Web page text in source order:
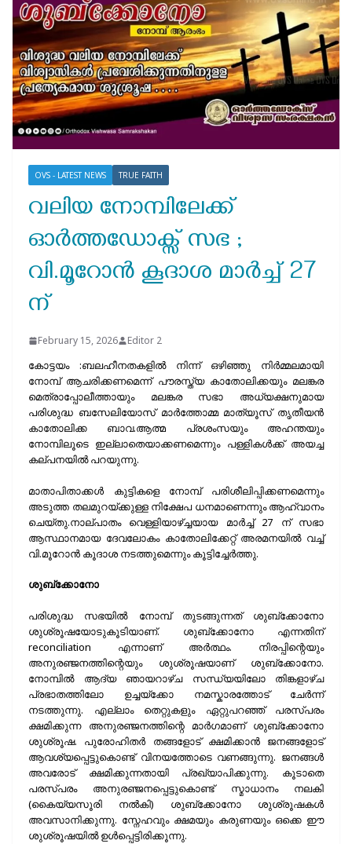
OVS - LATEST NEWS TRUE FAITH
വലിയ നോമ്പിലേക്ക്
ഓർത്തഡോക്സ് സഭ ;
വി.മൂറോൻ കൂദാശ മാർച്ച്‌ 27
ന്
February 15, 2026 Editor 2
കോട്ടയം :ബലഹീനതകളിൽ നിന്ന് ഒഴിഞ്ഞു നിർമ്മലമായി
നോമ്പ് ആചരിക്കണമെന്ന് പൗരസ്ത്യ കാതോലിക്കയും മലങ്കര
മെത്രാപ്പോലീത്തായും മലങ്കര സഭാ അധ്യക്ഷനുമായ
പരിശുദ്ധ ബസേലിയോസ് മാർത്തോമ്മ മാത്യൂസ് തൃതീയൻ
കാതോലിക്ക ബാവ.ആത്മ പ്രശംസയും അഹന്തയും
നോമ്പിലൂടെ ഇല്ലാതെയാക്കണമെന്നും പള്ളികൾക്ക് അയച്ച
കല്പനയിൽ പറയുന്നു.
മാതാപിതാക്കൾ കുട്ടികളെ നോമ്പ് പരിശീലിപ്പിക്കണമെന്നും
അടുത്ത തലമുറയ്ക്കുള്ള നിക്ഷേപ ധനമാണെന്നും ആഹ്വാനം
ചെയ്തു.നാല്പാതം വെള്ളിയാഴ്ച്ചയായ മാർച്ച്‌ 27 ന് സഭാ
ആസ്ഥാനമായ ദേവലോകം കാതോലിക്കേറ്റ് അരമനയിൽ വച്ച്
വി.മൂറോൻ കൂദാശ നടത്തുമെന്നും കൂട്ടിച്ചേർത്തു.
ശുബ്ക്കോനോ
പരിശുദ്ധ സഭയിൽ നോമ്പ് തുടങ്ങുന്നത് ശുബ്ക്കോനോ
ശുശ്രൂഷയോടുകൂടിയാണ്. ശുബ്ക്കോനോ എന്നതിന്
reconciliation എന്നാണ് അർത്ഥം. നിരപ്പിന്റെയും
അനുരഞ്ജനത്തിന്റെയും ശുശ്രൂഷയാണ് ശുബ്ക്കോനോ.
നോമ്പിൽ ആദ്യ ഞായറാഴ്ച സന്ധ്യയിലോ തിങ്കളാഴ്ച
പ്രഭാതത്തിലോ ഉച്ചയ്ക്കോ നമസ്കാരത്തോട് ചേർന്ന്
നടത്തുന്നു. എല്ലാം തെറ്റുകളും ഏറ്റുപറഞ്ഞ് പരസ്പരം
ക്ഷമിക്കുന്ന അനുരഞ്ജനത്തിന്റെ മാർഗമാണ് ശുബ്ക്കോനോ
ശുശ്രൂഷ. പുരോഹിതർ തങ്ങളോട് ക്ഷമിക്കാൻ ജനങ്ങളോട്
ആവശ്യപ്പെട്ടുകൊണ്ട് വിനയത്തോടെ വണങ്ങുന്നു. ജനങ്ങൾ
അവരോട് ക്ഷമിക്കുന്നതായി പ്രഖ്യാപിക്കുന്നു. കൂടാതെ
പരസ്പരം അനുരഞ്ജനപ്പെട്ടുകൊണ്ട് സ്മാധാനം നലകി
(കൈയ്യസൂരി നൽകി) ശുബ്ക്കോനോ ശുശ്രൂഷകൾ
അവസാനിക്കുന്നു. സ്നേഹവും ക്ഷമയും കരുണയും ഒക്കെ ഈ
ശുശ്രൂഷയിൽ ഉൾപ്പെട്ടിരിക്കൂന്നു.